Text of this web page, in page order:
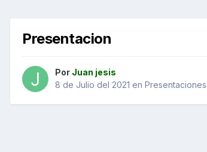
Presentacion
Por Juan jesis
8 de Julio del 2021 en